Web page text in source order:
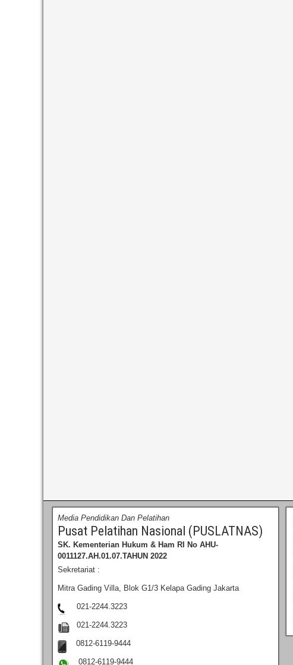
Media Pendidikan Dan Pelatihan
Pusat Pelatihan Nasional (PUSLATNAS)
SK. Kementerian Hukum & Ham RI
No AHU-
0011127.AH.01.07.TAHUN 2022
Sekretariat :
Mitra Gading Villa, Blok G1/3 Kelapa Gading Jakarta
021-2244.3223
021-2244.3223
0812-6119-9444
0812-6119-9444